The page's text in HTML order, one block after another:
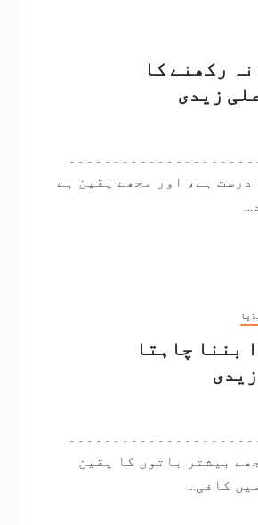
رکھنے کا
زیدی
درست ہے، اور مجھے یقین ہے
بننا چاہتا
بیشتر باتوں کا یقین
کافی...